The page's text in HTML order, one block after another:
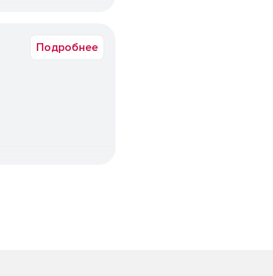
Подробнее